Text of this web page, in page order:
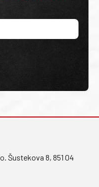
Šustekova 8, 851 04